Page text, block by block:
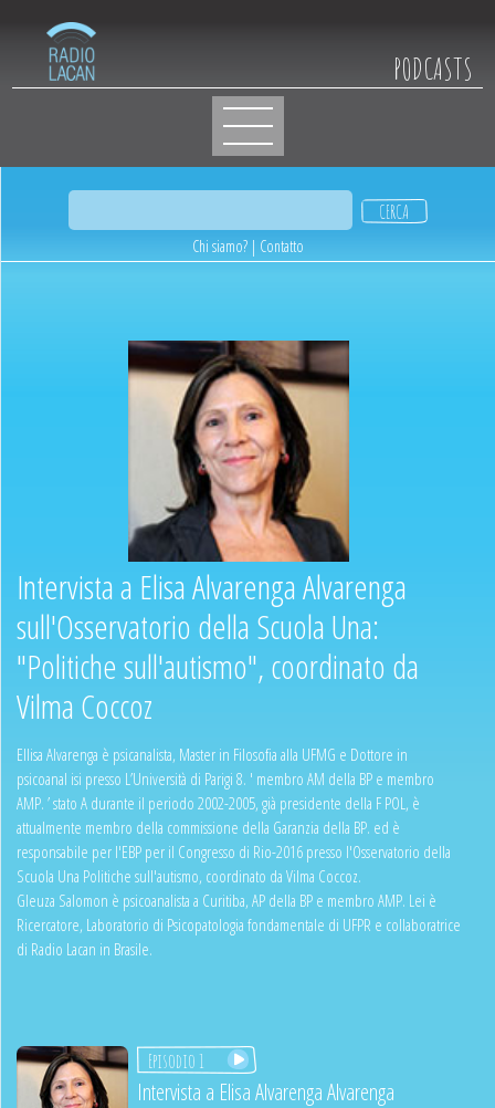
PODCASTS
Chi siamo? | Contatto
Intervista a Elisa Alvarenga Alvarenga
sull'Osservatorio della Scuola Una:
"Politiche sull'autismo", coordinato da
Vilma Coccoz
Ellisa Alvarenga è psicanalista, Master in Filosofia alla UFMG e Dottore in
psicoanal isi presso L’Università di Parigi 8. ' membro AM della BP e membro
AMP. ’ stato A durante il periodo 2002-2005, già presidente della F POL, è
attualmente membro della commissione della Garanzia della BP. ed è
responsabile per l'EBP per il Congresso di Rio-2016 presso l'Osservatorio della
Scuola Una Politiche sull'autismo, coordinato da Vilma Coccoz.
Gleuza Salomon è psicoanalista a Curitiba, AP della BP e membro AMP. Lei è
Ricercatore, Laboratorio di Psicopatologia fondamentale di UFPR e collaboratrice
di Radio Lacan in Brasile.
Episodio 1
Intervista a Elisa Alvarenga Alvarenga